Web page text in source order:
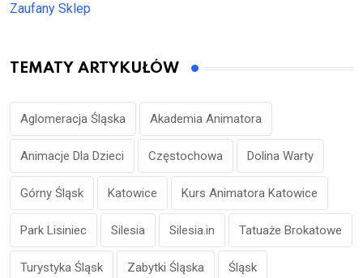
Zaufany Sklep
TEMATY ARTYKUŁÓW
Aglomeracja Śląska Akademia Animatora
Animacje Dla Dzieci Częstochowa Dolina Warty
Górny Śląsk Katowice Kurs Animatora Katowice
Park Lisiniec Silesia Silesia.in Tatuaże Brokatowe
Turystyka Śląsk Zabytki Śląska Śląsk